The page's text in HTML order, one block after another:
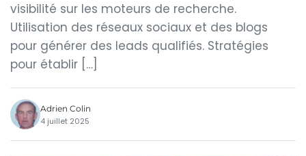
visibilité sur les moteurs de recherche.
Utilisation des réseaux sociaux et des blogs
pour générer des leads qualifiés. Stratégies
pour établir […]
Adrien Colin
4 juillet 2025